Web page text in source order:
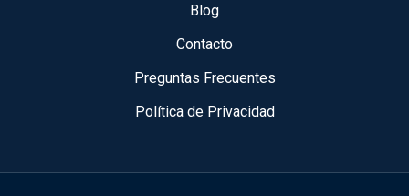
Blog
Contacto
Preguntas Frecuentes
Política de Privacidad